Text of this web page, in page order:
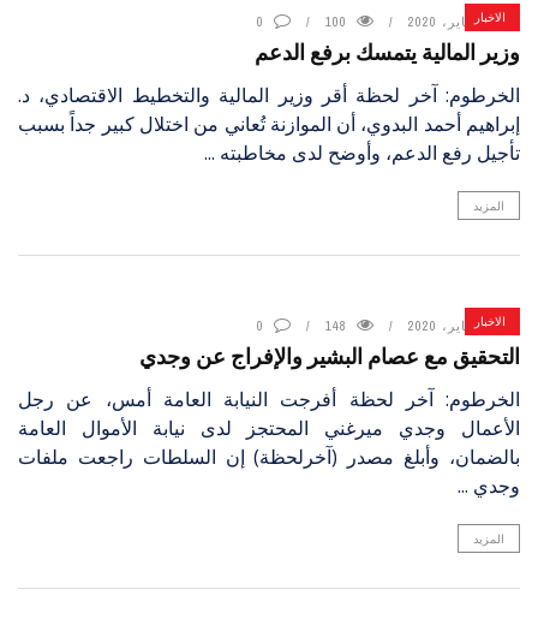
الاخبار
14 يناير، 2020 100
0
وزير المالية يتمسك برفع الدعم
الخرطوم: آخر لحظة أقر وزير المالية والتخطيط الاقتصادي، د.
إبراهيم أحمد البدوي، أن الموازنة تُعاني من اختلال كبير جداً بسبب
تأجيل رفع الدعم، وأوضح لدى مخاطبته ...
المزيد
الاخبار
14 يناير، 2020 148
0
التحقيق مع عصام البشير والإفراج عن وجدي
الخرطوم: آخر لحظة أفرجت النيابة العامة أمس، عن رجل
الأعمال وجدي ميرغني المحتجز لدى نيابة الأموال العامة
بالضمان، وأبلغ مصدر (آخرلحظة) إن السلطات راجعت ملفات
وجدي ...
المزيد